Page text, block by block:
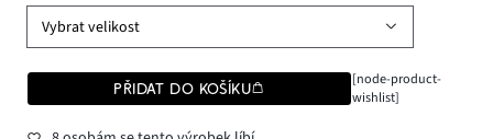
Vybrat velikost
PŘIDAT DO KOŠÍKU
[node-product-
wishlist]